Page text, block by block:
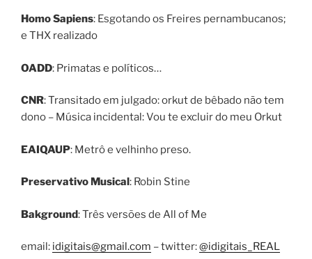
Homo Sapiens: Esgotando os Freires pernambucanos;
e THX realizado
OADD: Primatas e políticos…
CNR: Transitado em julgado: orkut de bêbado não tem
dono – Música incidental: Vou te excluir do meu Orkut
EAIQAUP: Metrô e velhinho preso.
Preservativo Musical: Robin Stine
Bakground: Três versões de All of Me
email: idigitais@gmail.com – twitter:@idigitais_REAL